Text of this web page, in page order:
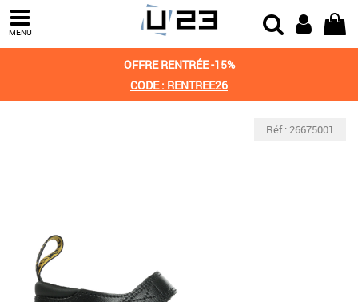
MENU
OFFRE RENTRÉE -15%
CODE : RENTREE26
Réf : 26675001